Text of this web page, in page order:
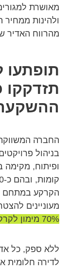
ולהינות
מהרווח האדיר
תופתעו
החברה
בניהול
הקרקע במתחם
מעוניינים
70% מימון לקרקע שצפי הבניה בה יחול בשנת 2024.
ללא ספק, כל
לדירה חלומית